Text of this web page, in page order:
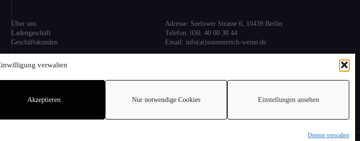
verwalten
Dienste verwalten
Akzeptieren Nur notwendige Cookies Einstellungen ansehen
Über uns
Ladengeschäft
Geschäftskunden
Information
Sitemap
Adresse: Seelower Strasse 6, 10439 Berlin
Telefon: 030. 40 00 30 44
Email: info(at)sonnenreich-weine.de